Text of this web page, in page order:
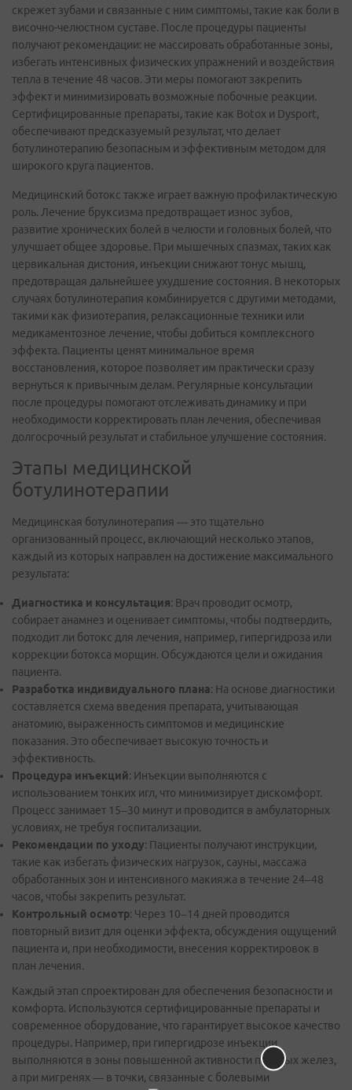
скрежет зубами и связанные с ним симптомы, такие как боли в
височно-челюстном суставе. После процедуры пациенты
получают рекомендации: не массировать обработанные зоны,
избегать интенсивных физических упражнений и воздействия
тепла в течение 48 часов. Эти меры помогают закрепить
эффект и минимизировать возможные побочные реакции.
Сертифицированные препараты, такие как Botox и Dysport,
обеспечивают предсказуемый результат, что делает
ботулинотерапию безопасным и эффективным методом для
широкого круга пациентов.
Медицинский ботокс также играет важную профилактическую
роль. Лечение бруксизма предотвращает износ зубов,
развитие хронических болей в челюсти и головных болей, что
улучшает общее здоровье. При мышечных спазмах, таких как
цервикальная дистония, инъекции снижают тонус мышц,
предотвращая дальнейшее ухудшение состояния. В некоторых
случаях ботулинотерапия комбинируется с другими методами,
такими как физиотерапия, релаксационные техники или
медикаментозное лечение, чтобы добиться комплексного
эффекта. Пациенты ценят минимальное время
восстановления, которое позволяет им практически сразу
вернуться к привычным делам. Регулярные консультации
после процедуры помогают отслеживать динамику и при
необходимости корректировать план лечения, обеспечивая
долгосрочный результат и стабильное улучшение состояния.
Этапы медицинской
ботулинотерапии
Медицинская ботулинотерапия — это тщательно
организованный процесс, включающий несколько этапов,
каждый из которых направлен на достижение максимального
результата:
Диагностика и консультация: Врач проводит осмотр,
собирает анамнез и оценивает симптомы, чтобы подтвердить,
подходит ли ботокс для лечения, например, гипергидроза или
коррекции ботокса морщин. Обсуждаются цели и ожидания
пациента.
Разработка индивидуального плана: На основе диагностики
составляется схема введения препарата, учитывающая
анатомию, выраженность симптомов и медицинские
показания. Это обеспечивает высокую точность и
эффективность.
Процедура инъекций: Инъекции выполняются с
использованием тонких игл, что минимизирует дискомфорт.
Процесс занимает 15–30 минут и проводится в амбулаторных
условиях, не требуя госпитализации.
Рекомендации по уходу: Пациенты получают инструкции,
такие как избегать физических нагрузок, сауны, массажа
обработанных зон и интенсивного макияжа в течение 24–48
часов, чтобы закрепить результат.
Контрольный осмотр: Через 10–14 дней проводится
повторный визит для оценки эффекта, обсуждения ощущений
пациента и, при необходимости, внесения корректировок в
план лечения.
Каждый этап спроектирован для обеспечения безопасности и
комфорта. Используются сертифицированные препараты и
современное оборудование, что гарантирует высокое качество
процедуры. Например, при гипергидрозе инъекции
выполняются в зоны повышенной активности потовых желез,
а при мигренях — в точки, связанные с болевыми